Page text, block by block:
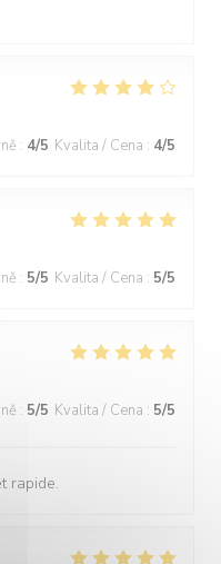
: 4/5 Kvalita / Cena : 4/5
: 5/5 Kvalita / Cena : 5/5
: 5/5 Kvalita / Cena : 5/5
rapide.